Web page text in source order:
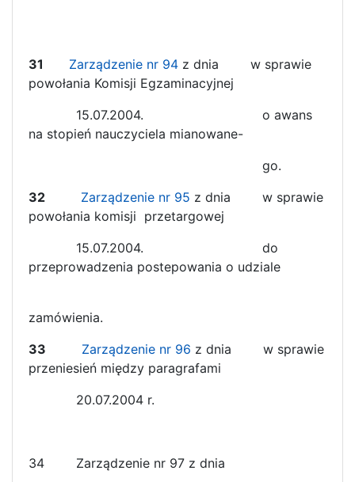
31 Zarządzenie nr 94 z dnia w sprawie
powołania Komisji Egzaminacyjnej
15.07.2004. o awans
na stopień nauczyciela mianowane-
go.
32
Zarządzenie nr 95 z dnia w sprawie
powołania komisji przetargowej
15.07.2004. do
przeprowadzenia postepowania o udziale
zamówienia.
33
Zarządzenie nr 96 z dnia w sprawie
przeniesień między paragrafami
20.07.2004 r.
34 Zarządzenie nr 97 z dnia